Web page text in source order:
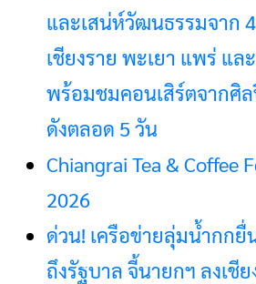
และเสน่ห์วัฒนธรรมจาก
เชียงราย พะเยา แพร่ แล
พร้อมชมคอนเสิร์ตจากศิ
ดังตลอด 5 วัน
Chiangrai Tea & Coffee
2026
ด่วน! เครือข่ายลุ่มน้ำกกยื่
ถึงรัฐบาล จี้นายกฯ ลงเชีย